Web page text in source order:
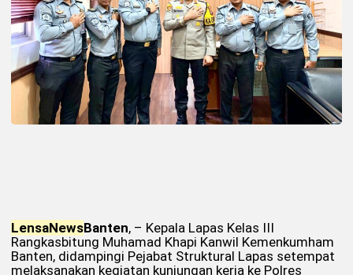
LensaNewsBanten, – Kepala Lapas Kelas III
Rangkasbitung Muhamad Khapi Kanwil Kemenkumham
Banten, didampingi Pejabat Struktural Lapas setempat
melaksanakan kegiatan kunjungan kerja ke Polres